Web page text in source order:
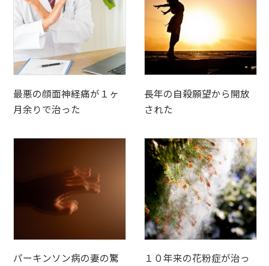
最悪の顔面神経痛が１ヶ
月余りで治った
長年の自殺願望から開放
された
パーキンソン病の妻の驚
１０年来の花粉症が治っ